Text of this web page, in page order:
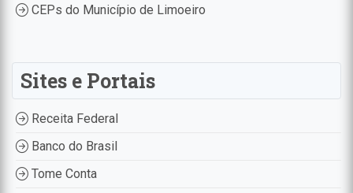
CEPs do Município de Limoeiro
Sites e Portais
Receita Federal
Banco do Brasil
Tome Conta